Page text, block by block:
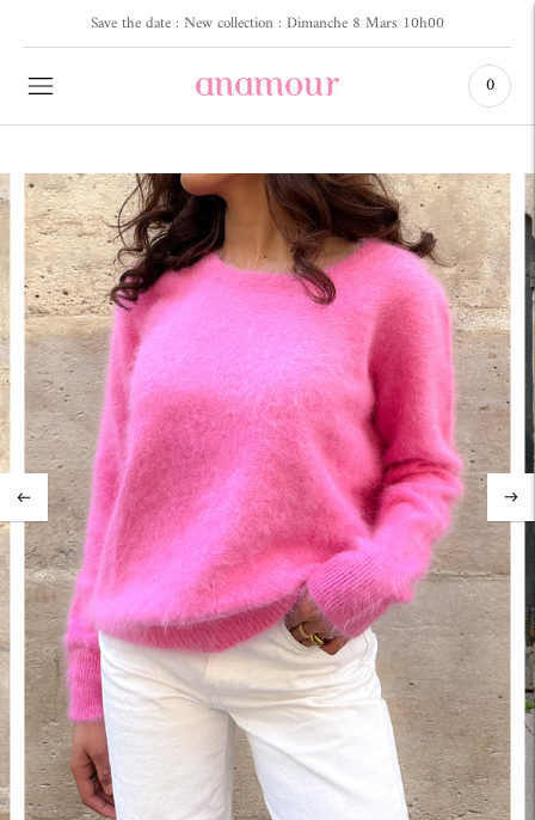
Save the date : New collection : Dimanche 8 Mars 10h00
Bénéficier de -10% sur votre première commande en vous inscrivant à notre
0